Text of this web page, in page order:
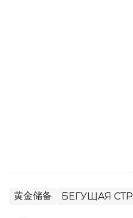
黄金储备 БЕГУЩАЯ